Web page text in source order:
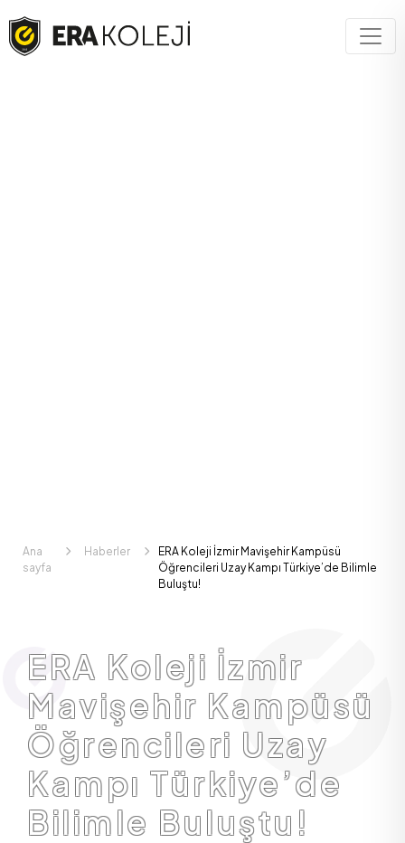
Ana
sayfa
Haberler
ERA Koleji İzmir Mavişehir Kampüsü
Öğrencileri Uzay Kampı Türkiye’de Bilimle
Buluştu!
ERA Koleji İzmir
Mavişehir Kampüsü
Öğrencileri Uzay
Kampı Türkiye’de
Bilimle Buluştu!